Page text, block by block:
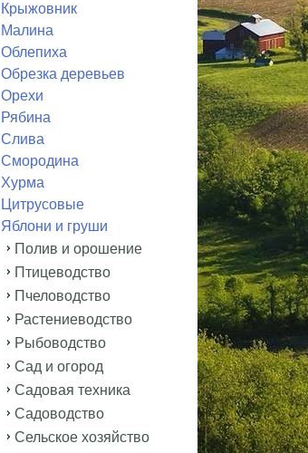
Крыжовник
Малина
Облепиха
Обрезка деревьев
Орехи
Рябина
Слива
Смородина
Хурма
Цитрусовые
Яблони и груши
Полив и орошение
Птицеводство
Пчеловодство
Растениеводство
Рыбоводство
Сад и огород
Садовая техника
Садоводство
Сельское хозяйство